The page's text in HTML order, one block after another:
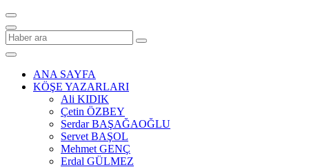
ANA SAYFA
KÖŞE YAZARLARI
Ali KIDIK
Çetin ÖZBEY
Serdar BAŞAĞAOĞLU
Servet BAŞOL
Mehmet GENÇ
Erdal GÜLMEZ